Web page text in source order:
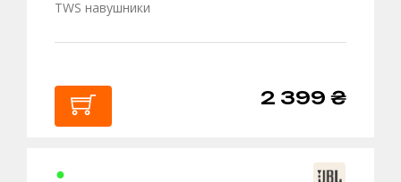
TWS навушники
2 399 ₴